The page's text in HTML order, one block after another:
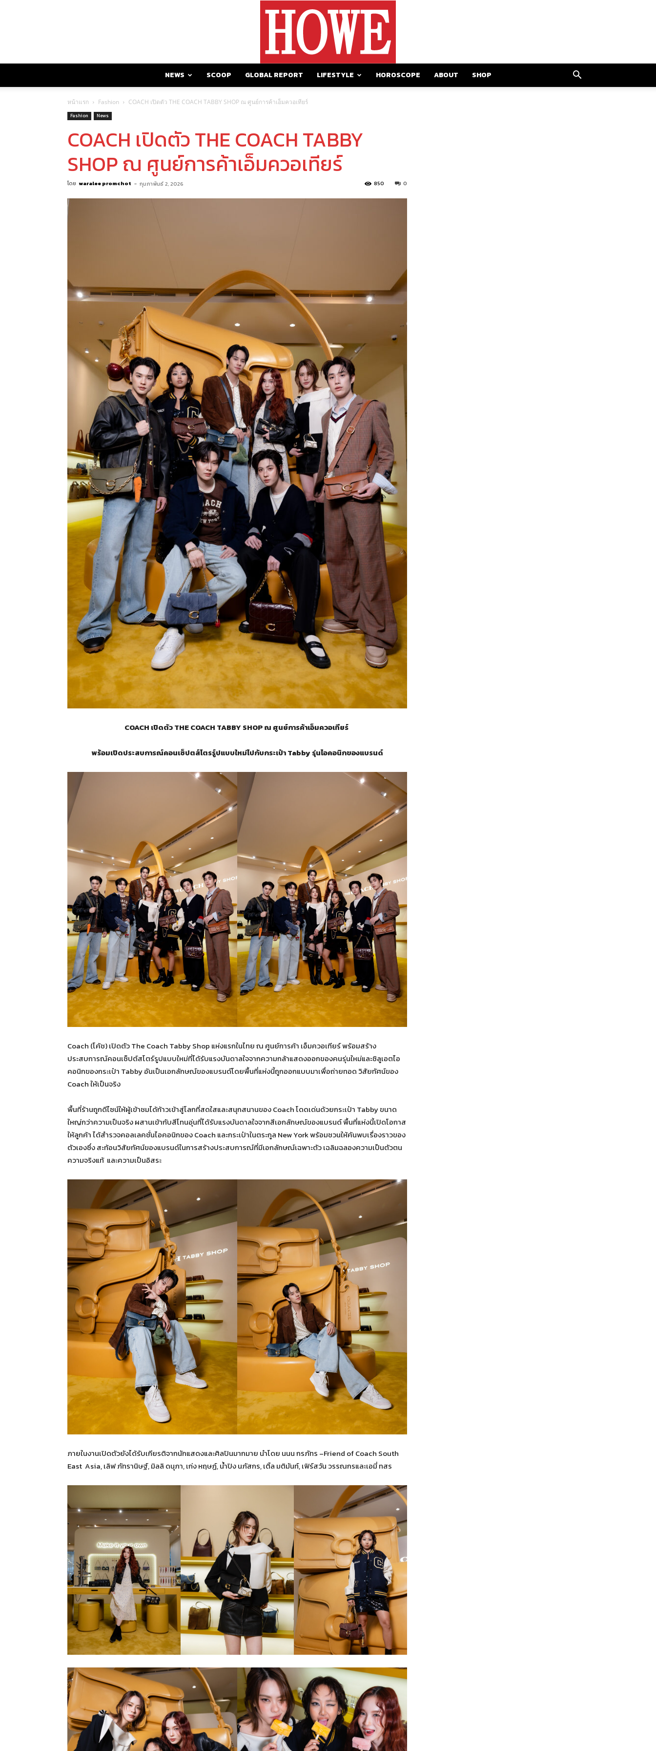
NEWS SCOOP GLOBAL REPORT LIFESTYLE HOROSCOPE ABOUT SHOP
หน้าแรก Fashion COACH เปิดตัว THE COACH TABBY SHOP ณ ศูนย์การค้าเอ็มควอเทียร์
Fashion News
COACH เปิดตัว THE COACH TABBY
SHOP ณ ศูนย์การค้าเอ็มควอเทียร์
โดย waralee promchot - กุมภาพันธ์ 2, 2026 0
850
COACH เปิดตัว THE COACH TABBY SHOP ณ ศูนย์การค้าเอ็มควอเทียร์
พร้อมเปิดประสบการณ์คอนเซ็ปตส์โตรร์ูปแบบใหม่ไปกับกระเป๋า Tabby รุ่นไอคอนิกของแบรนด์
Coach (โค้ช) เปิดตัว The Coach Tabby Shop แห่งแรกในไทย ณ ศูนย์การค้า เอ็มควอเทียร์ พร้อมสร้าง
ประสบการณ์คอนเซ็ปต์สโตร์รูปแบบใหม่ที่ได้รับแรงบันดาลใจจากความกล้าแสดงออกของคนรุ่นใหม่และซิลูเอตไอ
คอนิกของกระเป๋า Tabby อันเป็นเอกลักษณ์ของแบรนด์โดยพื้นที่แห่งนี้ถูกออกแบบมาเพื่อถ่ายทอด วิสัยทัศน์ของ
Coach ให้เป็นจริง
พื้นที่ร้านถูกดีไซน์ให้ผู้เข้าชมได้ก้าวเข้าสู่โลกที่สดใสและสนุกสนานของ Coach โดดเด่นด้วยกระเป๋า Tabby ขนาด
ใหญ่กว่าความเป็นจริง ผสานเข้ากับสีโทนอุ่นที่ได้รับแรงบันดาลใจจากสีเอกลักษณ์ของแบรนด์ พื้นที่แห่งนี้เปิดโอกาส
ให้ลูกค้า ได้สำรวจคอลเลคชั่นไอคอนิกของ Coach และกระเป๋าในตระกูล New York พร้อมชวนให้ค้นพบเรื่องราวของ
ตัวเองซึ่ง สะท้อนวิสัยทัศน์ของแบรนด์ในการสร้างประสบการณ์ที่มีเอกลักษณ์เฉพาะตัว เฉลิมฉลองความเป็นตัวตน
ความจริงแท้ และความเป็นอิสระ
ภายในงานเปิดตัวยังได้รับเกียรติจากนักแสดงและศิลปินมากมาย นำโดย นนน กรภัทร –Friend of Coach South
East Asia, เลิฟ ภัทรานิษฐ์, มิลลิ ดนุภา, เก่ง หฤษฏ์, น้ำปิง นภัสกร, เติ้ล มติมันท์, เฟิร์สวัน วรรณกรและเอมี่ ทสร